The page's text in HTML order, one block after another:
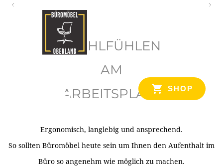
SHOP
WOHLFÜHLEN
AM
ARBEITSPLATZ
Ergonomisch, langlebig und ansprechend.
So sollten Büromöbel heute sein um Ihnen den Aufenthalt im
Büro so angenehm wie möglich zu machen.